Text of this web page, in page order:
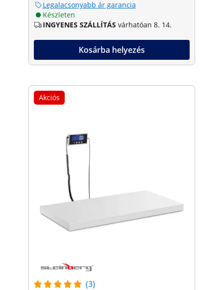
Legalacsonyabb ár garancia
Készleten
INGYENES SZÁLLÍTÁS várhatóan 8. 14.
Kosárba helyezés
Akciós
(3)